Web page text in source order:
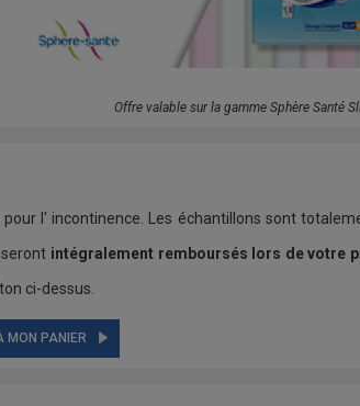
Offre valable sur la gamme Sphère Santé
l' incontinence. Les échantillons sont
intégralement remboursés lors de votre
ci-dessus.
MON PANIER